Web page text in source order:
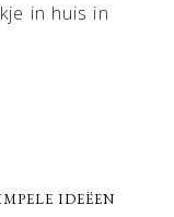
in huis in
IDEËEN